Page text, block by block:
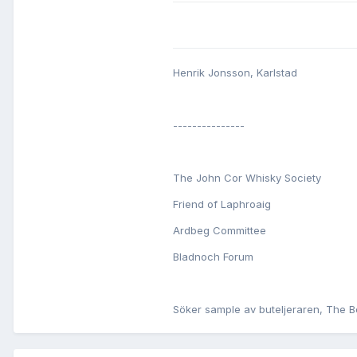
Henrik Jonsson, Karlstad
---------------
The John Cor Whisky Society
Friend of Laphroaig
Ardbeg Committee
Bladnoch Forum
Söker sample av buteljeraren, The